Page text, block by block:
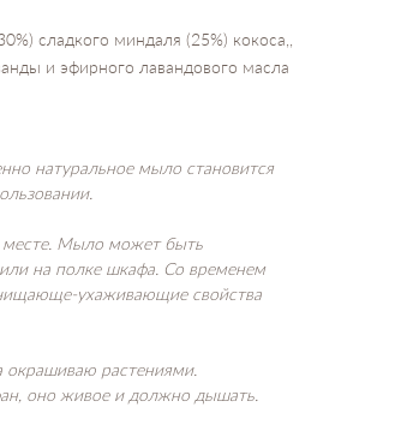
сладкого миндаля (25%) кокоса,,
и эфирного лавандового масла
натуральное мыло становится
месте. Мыло может быть
на полке шкафа. Со временем
ухаживающие свойства
растениями.
оно живое и должно дышать.